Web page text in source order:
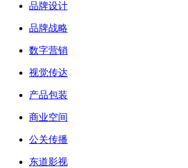
品牌设计
品牌战略
数字营销
视觉传达
产品包装
商业空间
公关传播
东道影视